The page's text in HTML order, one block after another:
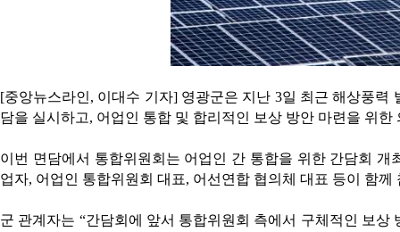
[중앙뉴스라인, 이대수 기자] 영광군은 지난 3일 최근 해상풍
담을 실시하고, 어업인 통합 및 합리적인 보상 방안 마련을 위한
이번 면담에서 통합위원회는 어업인 간 통합을 위한 간담회
업자, 어업인 통합위원회 대표, 어선연합 협의체 대표 등이 함
군 관계자는 “간담회에 앞서 통합위원회 측에서 구체적인 보